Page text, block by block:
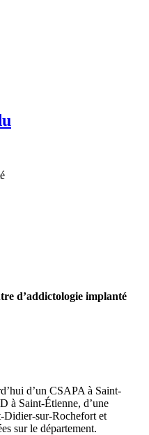
d’addictologie implanté
d’un CSAPA à Saint-
à Saint-Étienne, d’une
et
sur le département.